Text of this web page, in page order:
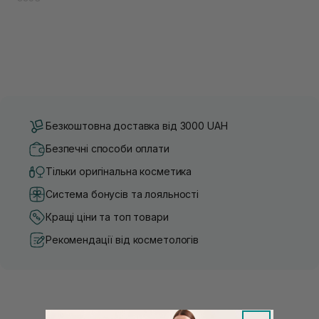
Безкоштовна доставка від 3000 UAH
Безпечні способи оплати
Тільки оригінальна косметика
Система бонусів та лояльності
Кращі ціни та топ товари
Рекомендації від косметологів